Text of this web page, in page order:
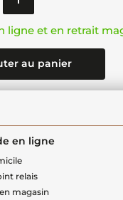
ligne et en retrait
au panier
en ligne
relais
magasin